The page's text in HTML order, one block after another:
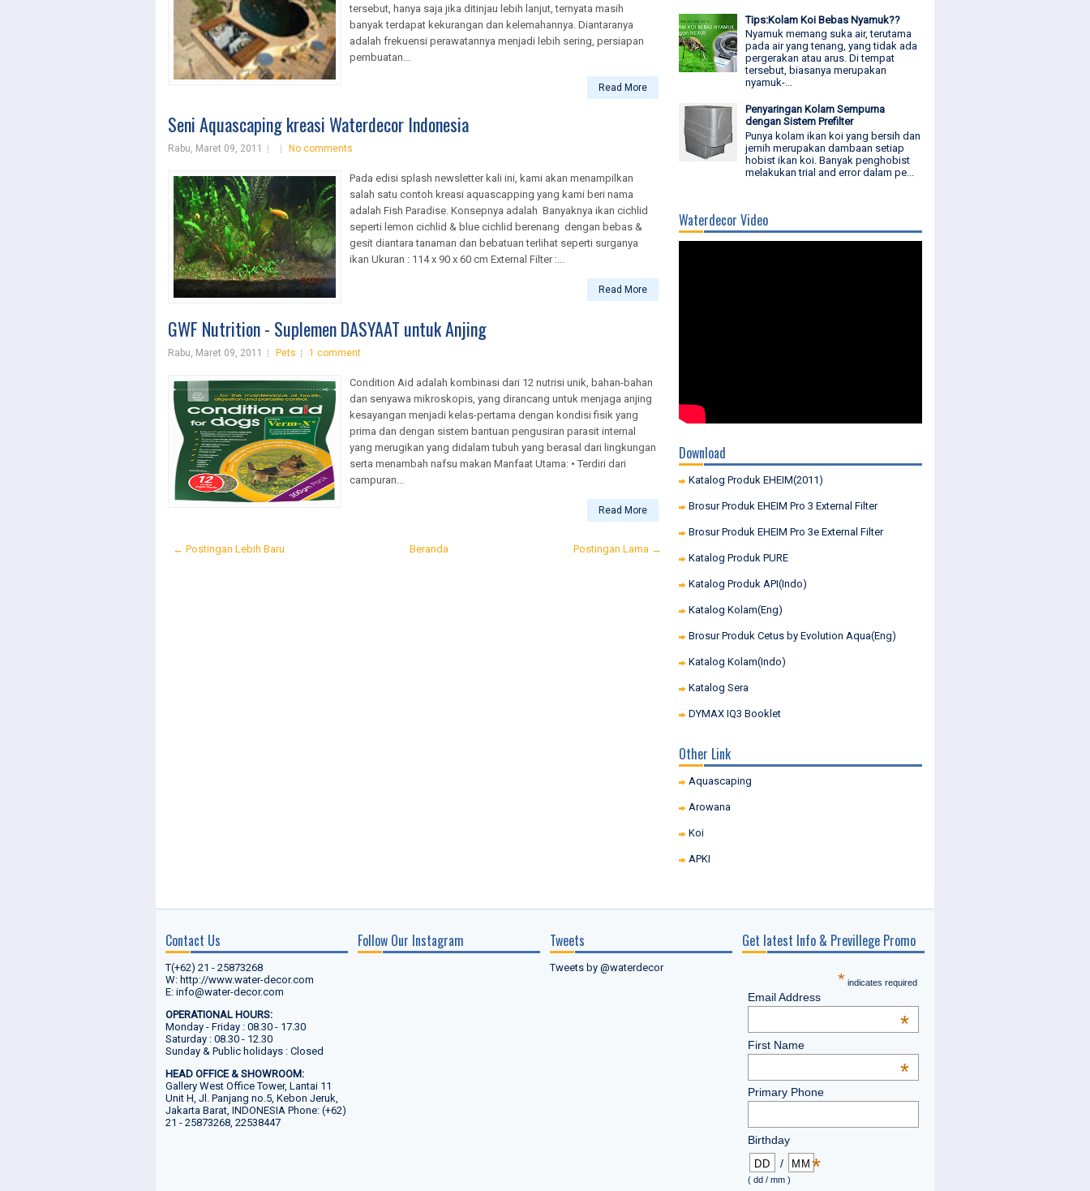
tersebut, hanya saja jika ditinjau lebih lanjut, ternyata masih
banyak terdapat kekurangan dan kelemahannya. Diantaranya
adalah frekuensi perawatannya menjadi lebih sering, persiapan
pembuatan...
Read More
Seni Aquascaping kreasi Waterdecor Indonesia
Rabu, Maret 09, 2011 No comments
Pada edisi splash newsletter kali ini, kami akan menampilkan
salah satu contoh kreasi aquascapping yang kami beri nama
adalah Fish Paradise. Konsepnya adalah Banyaknya ikan cichlid
seperti lemon cichlid & blue cichlid berenang dengan bebas &
gesit diantara tanaman dan bebatuan terlihat seperti surganya
ikan Ukuran : 114 x 90 x 60 cm External Filter :...
Read More
GWF Nutrition - Suplemen DASYAAT untuk Anjing
Rabu, Maret 09, 2011 Pets 1 comment
Condition Aid adalah kombinasi dari 12 nutrisi unik, bahan-bahan
dan senyawa mikroskopis, yang dirancang untuk menjaga anjing
kesayangan menjadi kelas-pertama dengan kondisi fisik yang
prima dan dengan sistem bantuan pengusiran parasit internal
yang merugikan yang didalam tubuh yang berasal dari lingkungan
serta menambah nafsu makan Manfaat Utama: • Terdiri dari
campuran...
Read More
← Postingan Lebih Baru Postingan Lama →
Beranda
Tips:Kolam Koi Bebas Nyamuk??
Nyamuk memang suka air, terutama
pada air yang tenang, yang tidak ada
pergerakan atau arus. Di tempat
tersebut, biasanya merupakan
nyamuk-...
Penyaringan Kolam Sempurna
dengan Sistem Prefilter
Punya kolam ikan koi yang bersih dan
jernih merupakan dambaan setiap
hobist ikan koi. Banyak penghobist
melakukan trial and error dalam pe...
Waterdecor Video
Download
Katalog Produk EHEIM(2011)
Brosur Produk EHEIM Pro 3 External Filter
Brosur Produk EHEIM Pro 3e External Filter
Katalog Produk PURE
Katalog Produk API(Indo)
Katalog Kolam(Eng)
Brosur Produk Cetus by Evolution Aqua(Eng)
Katalog Kolam(Indo)
Katalog Sera
DYMAX IQ3 Booklet
Other Link
Aquascaping
Arowana
Koi
APKI
Contact Us
T(+62) 21 - 25873268
W: http://www.water-decor.com
E: info@water-decor.com
OPERATIONAL HOURS:
Monday - Friday : 08.30 - 17.30
Saturday : 08.30 - 12.30
Sunday & Public holidays : Closed
HEAD OFFICE & SHOWROOM:
Gallery West Office Tower, Lantai 11
Unit H, Jl. Panjang no.5, Kebon Jeruk,
Jakarta Barat, INDONESIA Phone: (+62)
21 - 25873268, 22538447
Follow Our Instagram Tweets
Tweets by @waterdecor
Get latest Info & Previllege Promo
* indicates required
Email Address
*
First Name
*
Primary Phone
Birthday
*
/
( dd / mm )